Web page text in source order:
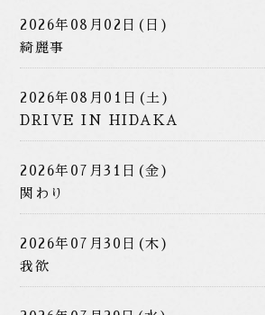
2026年08月02日(日)
綺麗事
2026年08月01日(土)
DRIVE IN HIDAKA
2026年07月31日(金)
関わり
2026年07月30日(木)
我欲